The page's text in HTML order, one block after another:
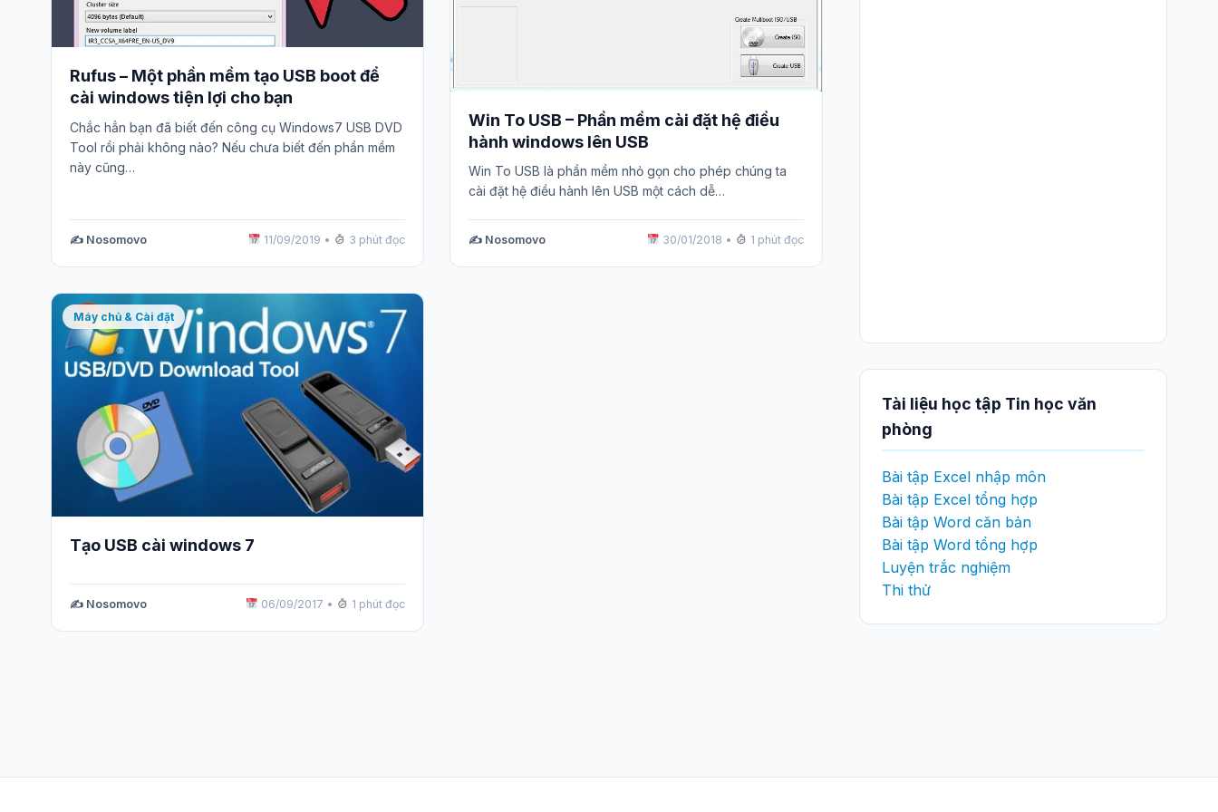
Rufus – Một phần mềm tạo USB boot để
cài windows tiện lợi cho bạn
Chắc hẳn bạn đã biết đến công cụ Windows7 USB DVD
Tool rồi phải không nào? Nếu chưa biết đến phần mềm
này cũng…
✍️ Nosomovo 11/09/2019 • 3 phút đọc
Win To USB – Phần mềm cài đặt hệ điều
hành windows lên USB
Win To USB là phần mềm nhỏ gọn cho phép chúng ta
cài đặt hệ điều hành lên USB một cách dễ…
✍️ Nosomovo 30/01/2018 • 1 phút đọc
Máy chủ & Cài đặt
Tạo USB cài windows 7
✍️ Nosomovo 06/09/2017 • 1 phút đọc
Tài liệu học tập Tin học văn
phòng
Bài tập Excel nhập môn
Bài tập Excel tổng hợp
Bài tập Word căn bản
Bài tập Word tổng hợp
Luyện trắc nghiệm
Thi thử